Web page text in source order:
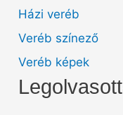
Házi veréb
Veréb színező
Veréb képek